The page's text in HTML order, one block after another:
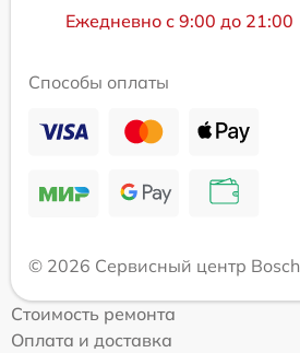
Ежедневно с 9:00 до 21:00
Способы оплаты
© 2026 Сервисный центр Bosch
Стоимость ремонта
Оплата и доставка